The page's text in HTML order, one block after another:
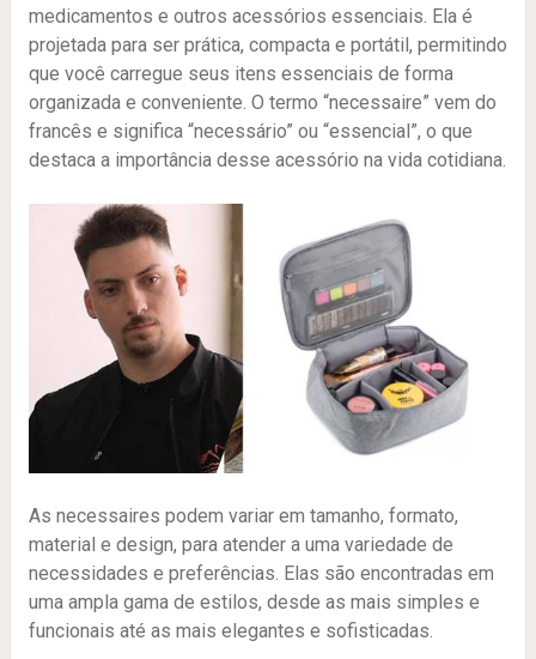
medicamentos e outros acessórios essenciais. Ela é
projetada para ser prática, compacta e portátil, permitindo
que você carregue seus itens essenciais de forma
organizada e conveniente. O termo “necessaire” vem do
francês e significa “necessário” ou “essencial”, o que
destaca a importância desse acessório na vida cotidiana.
As necessaires podem variar em tamanho, formato,
material e design, para atender a uma variedade de
necessidades e preferências. Elas são encontradas em
uma ampla gama de estilos, desde as mais simples e
funcionais até as mais elegantes e sofisticadas.